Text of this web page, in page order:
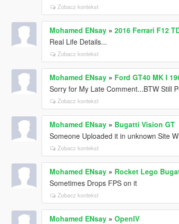
Zobacz kontekst
Mohamed ENsay» 2016 Ferrari F12
Real Life Details...
Zobacz kontekst
Mohamed ENsay» Ford GT40 MK I
Sorry for My Late Comment...BTW Still
Zobacz kontekst
Mohamed ENsay» Bugatti Vision GT
Someone Uploaded it in unknown Site
Zobacz kontekst
Mohamed ENsay» Rocket Lego
Sometimes Drops FPS on it
Zobacz kontekst
Mohamed ENsay» OpenIV